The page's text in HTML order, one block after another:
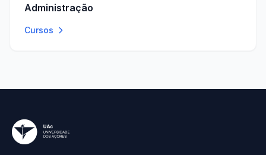
Administração
Cursos